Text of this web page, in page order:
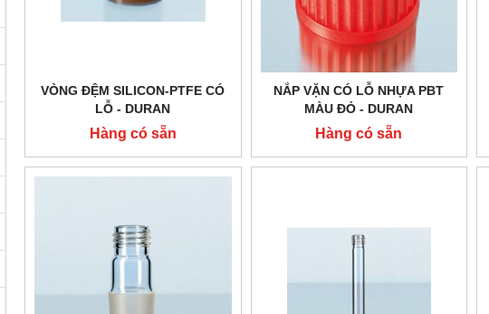
VÒNG ĐỆM SILICON-PTFE CÓ
LỖ - DURAN
Hàng có sẵn
NẮP VẶN CÓ LỖ NHỰA PBT
MÀU ĐỎ - DURAN
Hàng có sẵn